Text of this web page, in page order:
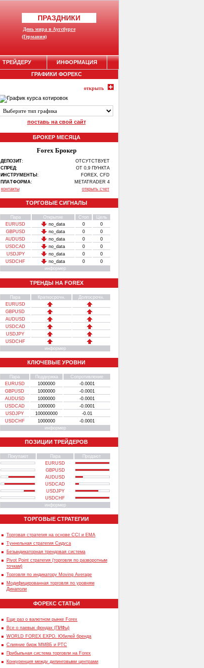
ГРАФИКИ ФОРЕКС
открыть
поставь на свой сайт
БРОКЕР МЕСЯЦА
Forex Брокер
ДЕПОЗИТ:
ОТСУТСТВУЕТ
СПРЕД:
ОТ 0,9 ПУНКТА
ИНСТРУМЕНТЫ :
FOREX, CFD
ПЛАТФОРМА:
METATRADER 4
контакты
открыть счет
ТОРГОВЫЕ СИГНАЛЫ
Пара Открытие Стоп
Цель
EURUSD
no_data 0
0
GBPUSD
no_data 0
0
AUDUSD
no_data 0
0
USDCAD
no_data 0
0
USDJPY
no_data 0
0
USDCHF
no_data 0
0
информер
ТРЕНДЫ НА FOREX
Пара Краткосрочн.
Долгосрочн.
EURUSD
GBPUSD
AUDUSD
USDCAD
USDJPY
USDCHF
информер
КЛЮЧЕВЫЕ УРОВНИ
Пара Поддержка
Сопротивление
EURUSD
1000000
-0.0001
GBPUSD
1000000
-0.0001
AUDUSD
1000000
-0.0001
USDCAD
1000000
-0.0001
USDJPY
100000000
-0.01
USDCHF
1000000
-0.0001
информер
ПОЗИЦИИ ТРЕЙДЕРОВ
Покупают Пара
Продают
EURUSD
GBPUSD
AUDUSD
USDCAD
USDJPY
USDCHF
информер
ТОРГОВЫЕ СТРАТЕГИИ
Торговая стратегия на основе CCI и EMA
Туннельная стратегия Сидуса
Безындикаторная трендовая система
Pivot Point стратегия (торговля по разворотным
точкам)
Торговля по индикатору Moving Average
Модифицированная торговля по уровням
Динаполи
ФОРЕКС СТАТЬИ
Еще раз о валютном рынке Forex
Все о паевых фондах (ПИФы)
WORLD FOREX EXPO. Юбилей бренда
Слияние бирж ММВБ и РТС
Прибыльная система торговли на Forex
Конкуренция между дилинговыми центрами
ПРАЗДНИКИ
День мира в Аугсбурге
(Германия)
ТРЕЙДЕРУ ИНФОРМАЦИЯ